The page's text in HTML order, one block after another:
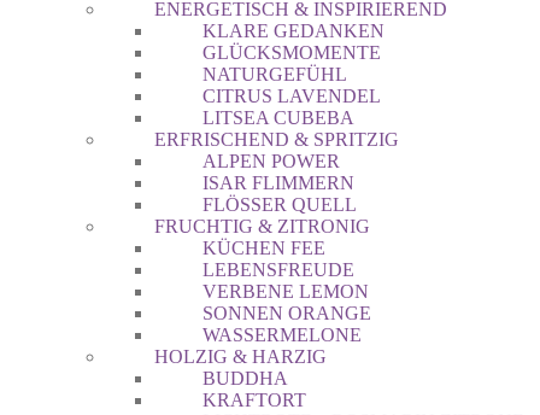
ENERGETISCH & INSPIRIEREND
KLARE GEDANKEN
GLÜCKSMOMENTE
NATURGEFÜHL
CITRUS LAVENDEL
LITSEA CUBEBA
ERFRISCHEND & SPRITZIG
ALPEN POWER
ISAR FLIMMERN
FLÖSSER QUELL
FRUCHTIG & ZITRONIG
KÜCHEN FEE
LEBENSFREUDE
VERBENE LEMON
SONNEN ORANGE
WASSERMELONE
HOLZIG & HARZIG
BUDDHA
KRAFTORT